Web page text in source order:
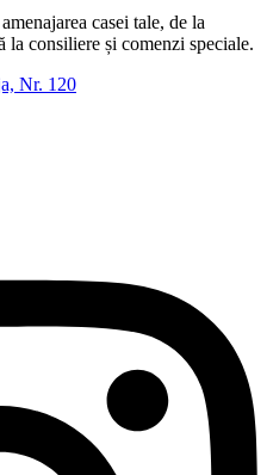
casei tale, de la
la consiliere și comenzi speciale.
Nr. 120